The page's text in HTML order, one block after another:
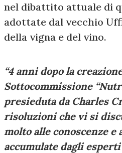
nel dibattito attuale di
adottate dal vecchio
della vigna e del vino.
“4 anni dopo la
Sottocommissione
presieduta da Charles
risoluzioni che vi si
molto alle conoscenze e
accumulate dagli